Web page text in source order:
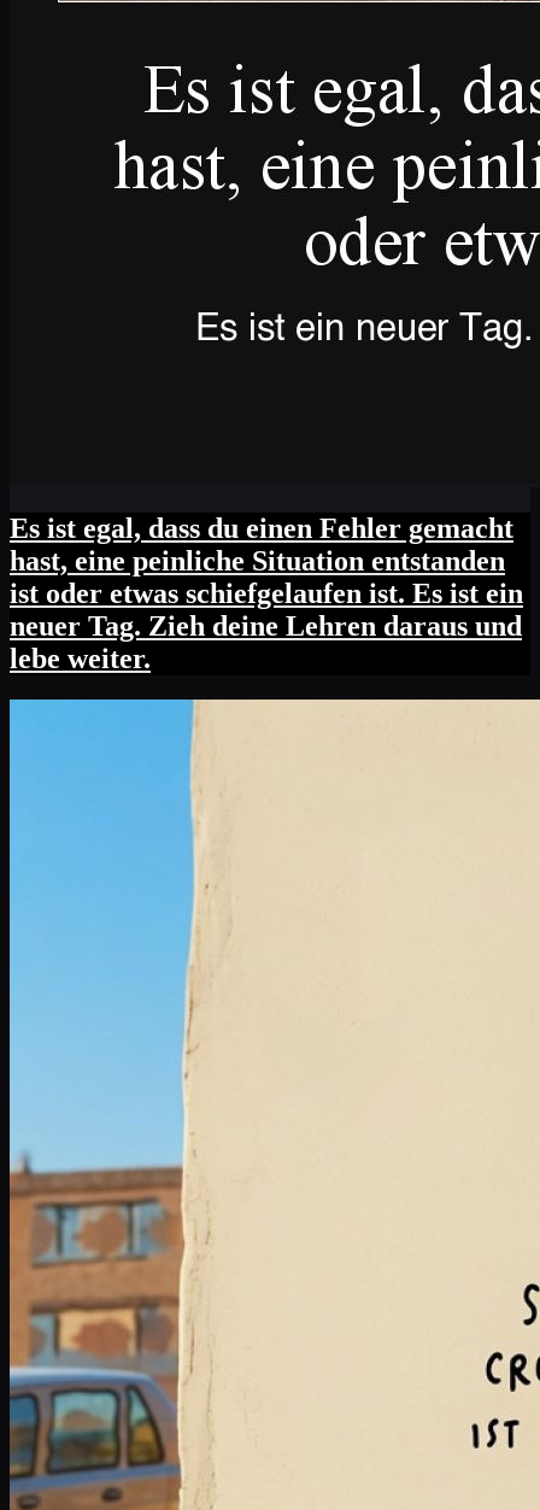
Es ist egal, dass du einen Fehler gemacht
hast, eine peinliche Situation entstanden
ist oder etwas schiefgelaufen ist. Es ist ein
neuer Tag. Zieh deine Lehren daraus und
lebe weiter.